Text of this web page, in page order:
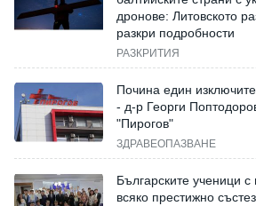
дронове: Литовското
разкри подробности
РАЗКРИТИЯ
Почина един
- д-р Георги
"Пирогов"
ЗДРАВЕОПАЗВАНЕ
Българските ученици
всяко престижно